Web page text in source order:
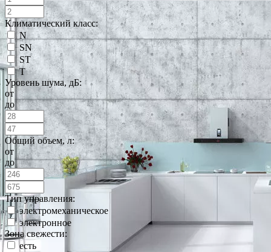
Климатический класс:
N
SN
ST
T
Уровень шума, дБ:
от
до
Общий объем, л:
от
до
Тип управления:
электромеханическое
электронное
Зона свежести:
есть